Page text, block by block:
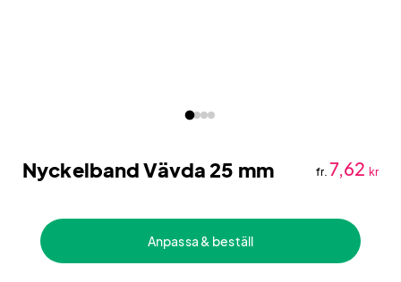
Nyckelband Vävda 25 mm fr. 7,62 kr
Anpassa & beställ